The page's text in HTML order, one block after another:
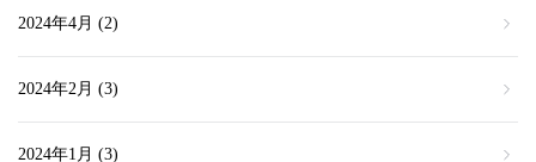
2024年4月 (2)
2024年2月 (3)
2024年1月 (3)